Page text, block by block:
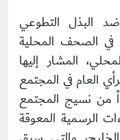
البذل التطوعي
في الصحف المحلية
المشار إليها
العام في المجتمع
من نسيج المجتمع
الرسمية المعوقة